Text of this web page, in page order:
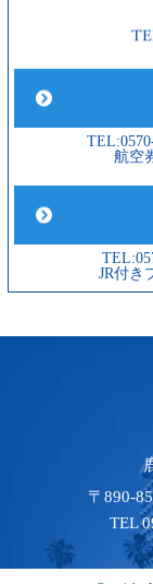
航空
JR付き
〒890-
TEL